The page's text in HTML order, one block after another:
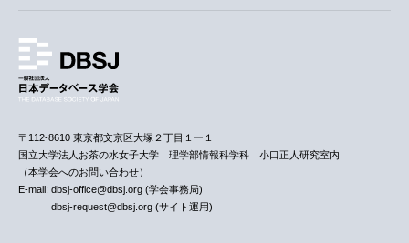
〒112-8610 東京都文京区大塚２丁目１ー１
国立大学法人お茶の水女子大学 理学部情報科学科 小口正人研究室内
（本学会へのお問い合わせ）
E-mail: dbsj-office@dbsj.org (学会事務局)
dbsj-request@dbsj.org (サイト運用)